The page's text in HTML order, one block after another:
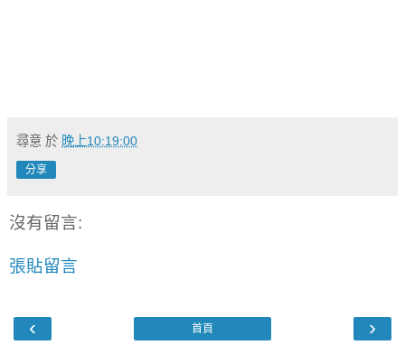
尋意 於 晚上10:19:00
分享
沒有留言:
張貼留言
‹ ›
首頁